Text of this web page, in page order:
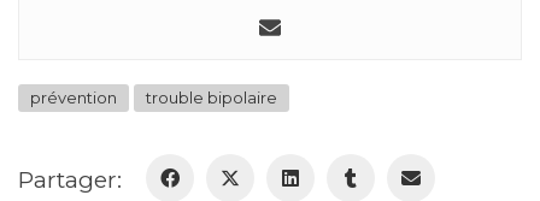
prévention trouble bipolaire
Partager: